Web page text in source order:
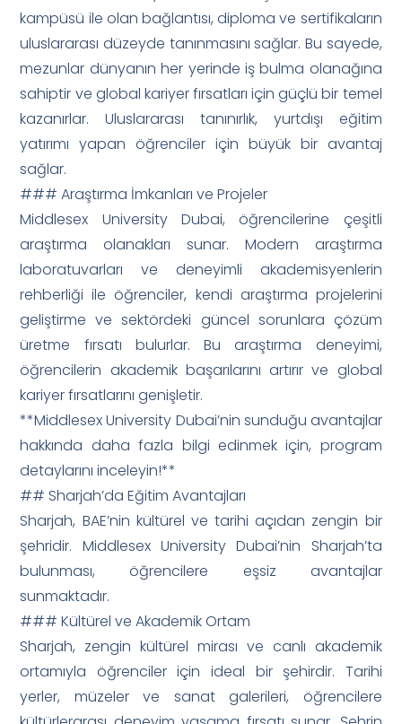
kampüsü ile olan bağlantısı, diploma ve sertifikaların
uluslararası düzeyde tanınmasını sağlar. Bu sayede,
mezunlar dünyanın her yerinde iş bulma olanağına
sahiptir ve global kariyer fırsatları için güçlü bir temel
kazanırlar. Uluslararası tanınırlık, yurtdışı eğitim
yatırımı yapan öğrenciler için büyük bir avantaj
sağlar.
### Araştırma İmkanları ve Projeler
Middlesex University Dubai, öğrencilerine çeşitli
araştırma olanakları sunar. Modern araştırma
laboratuvarları ve deneyimli akademisyenlerin
rehberliği ile öğrenciler, kendi araştırma projelerini
geliştirme ve sektördeki güncel sorunlara çözüm
üretme fırsatı bulurlar. Bu araştırma deneyimi,
öğrencilerin akademik başarılarını artırır ve global
kariyer fırsatlarını genişletir.
**Middlesex University Dubai’nin sunduğu avantajlar
hakkında daha fazla bilgi edinmek için, program
detaylarını inceleyin!**
## Sharjah’da Eğitim Avantajları
Sharjah, BAE’nin kültürel ve tarihi açıdan zengin bir
şehridir. Middlesex University Dubai’nin Sharjah’ta
bulunması, öğrencilere eşsiz avantajlar
sunmaktadır.
### Kültürel ve Akademik Ortam
Sharjah, zengin kültürel mirası ve canlı akademik
ortamıyla öğrenciler için ideal bir şehirdir. Tarihi
yerler, müzeler ve sanat galerileri, öğrencilere